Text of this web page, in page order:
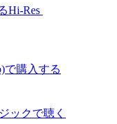
Hi-Res